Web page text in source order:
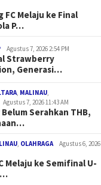
FC Melaju ke Final
P…
Agustus 7, 2026 2:54 PM
Strawberry
Generasi…
, MALINAU,
Agustus 7, 2026 11:43 AM
Belum Serahkan THB,
, OLAHRAGA
Agustus 6, 2026
Melaju ke Semifinal U-